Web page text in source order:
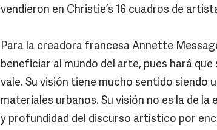
vendieron en Christie’s 16 cuadros de
Para la creadora francesa Annette
beneficiar al mundo del arte, pues hará que
vale. Su visión tiene mucho sentido siendo
materiales urbanos. Su visión no es la de
y profundidad del discurso artístico por